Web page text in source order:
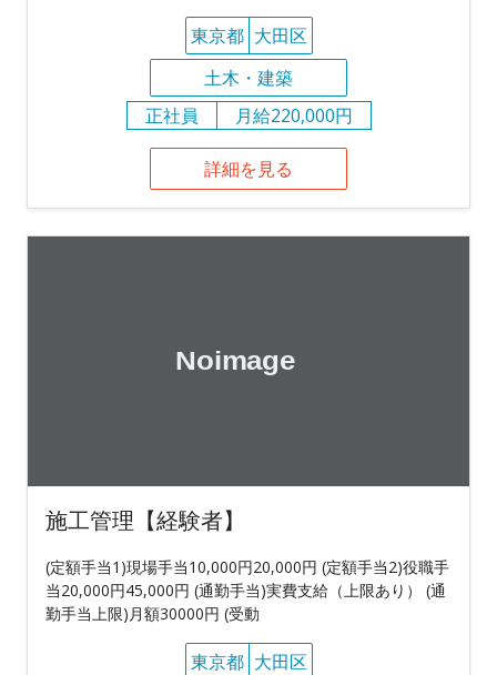
東京都 大田区
土木・建築
正社員
月給220,000円
詳細を見る
施工管理【経験者】
(定額手当1)現場手当10,000円20,000円 (定額手当2)役職手
当20,000円45,000円 (通勤手当)実費支給（上限あり） (通
勤手当上限)月額30000円 (受動
東京都 大田区